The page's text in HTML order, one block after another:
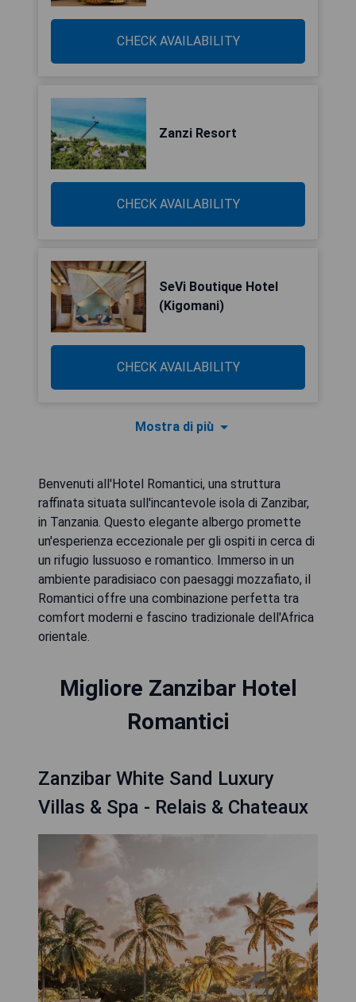
CHECK AVAILABILITY
Zanzi Resort
CHECK AVAILABILITY
SeVi Boutique Hotel
(Kigomani)
CHECK AVAILABILITY
Mostra di più
Benvenuti all'Hotel Romantici, una struttura
raffinata situata sull'incantevole isola di Zanzibar,
in Tanzania. Questo elegante albergo promette
un'esperienza eccezionale per gli ospiti in cerca di
un rifugio lussuoso e romantico. Immerso in un
ambiente paradisiaco con paesaggi mozzafiato, il
Romantici offre una combinazione perfetta tra
comfort moderni e fascino tradizionale dell'Africa
orientale.
Migliore Zanzibar Hotel
Romantici
Zanzibar White Sand Luxury
Villas & Spa - Relais & Chateaux